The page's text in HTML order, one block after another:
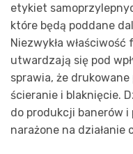
etykiet
które będą poddane
Niezwykła
utwardzają się pod
sprawia, że
ścieranie i blaknięcie.
do produkcji banerów
narażone na